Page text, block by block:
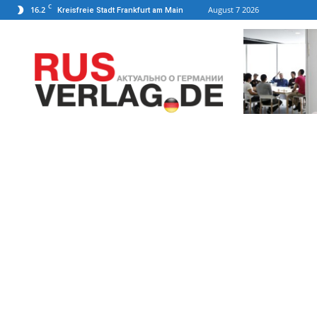
16.2 C Kreisfreie Stadt Frankfurt am Main August 7 2026